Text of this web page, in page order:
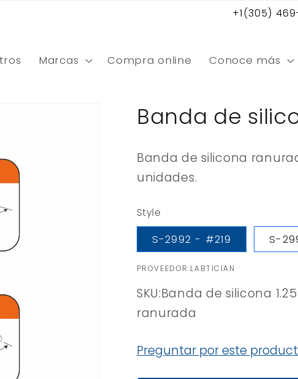
+1(305)
Marcas Compra online Conoce más
Banda de
Banda de silicona
unidades.
Style
S-2992 - #219 S-
PROVEEDOR:LABTICIAN
SKU:Banda de silicona
ranurada
Preguntar por este